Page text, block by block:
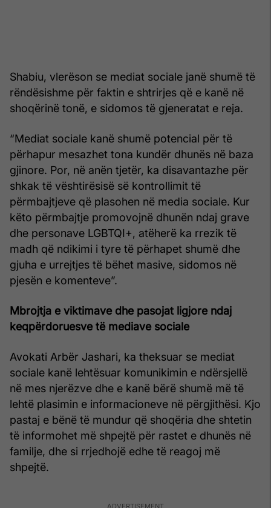
Shabiu, vlerëson se mediat sociale janë shumë të
rëndësishme për faktin e shtrirjes që e kanë në
shoqërinë tonë, e sidomos të gjeneratat e reja.
“Mediat sociale kanë shumë potencial për të
përhapur mesazhet tona kundër dhunës në baza
gjinore. Por, në anën tjetër, ka disavantazhe për
shkak të vështirësisë së kontrollimit të
përmbajtjeve që plasohen në media sociale. Kur
këto përmbajtje promovojnë dhunën ndaj grave
dhe personave LGBTQI+, atëherë ka rrezik të
madh që ndikimi i tyre të përhapet shumë dhe
gjuha e urrejtjes të bëhet masive, sidomos në
pjesën e komenteve”.
Mbrojtja e viktimave dhe pasojat ligjore ndaj
keqpërdoruesve të mediave sociale
Avokati Arbër Jashari, ka theksuar se mediat
sociale kanë lehtësuar komunikimin e ndërsjellë
në mes njerëzve dhe e kanë bërë shumë më të
lehtë plasimin e informacioneve në përgjithësi. Kjo
pastaj e bënë të mundur që shoqëria dhe shtetin
të informohet më shpejtë për rastet e dhunës në
familje, dhe si rrjedhojë edhe të reagoj më
shpejtë.